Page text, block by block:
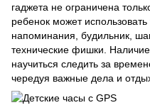
гаджета не ограничена
ребенок может
напоминания, будильник,
технические фишки.
научиться следить за
чередуя важные дела и